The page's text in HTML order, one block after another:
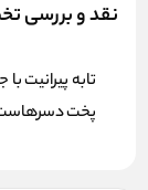
نقد و بررسی
تابه پیرانیت
پخت